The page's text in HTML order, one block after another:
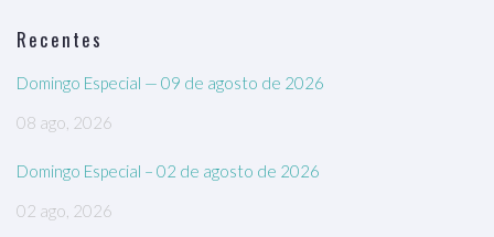
Recentes
Domingo Especial — 09 de agosto de 2026
08 ago, 2026
Domingo Especial – 02 de agosto de 2026
02 ago, 2026